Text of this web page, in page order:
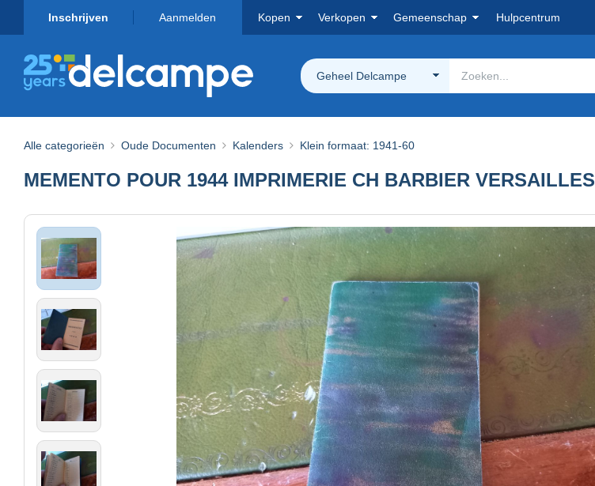
Inschrijven Aanmelden Kopen Verkopen Gemeenschap Hulpcentrum
Geheel Delcampe
Alle categorieën Oude Documenten Kalenders Klein formaat: 1941-60
MEMENTO POUR 1944 IMPRIMERIE CH BARBIER VERSAILLES